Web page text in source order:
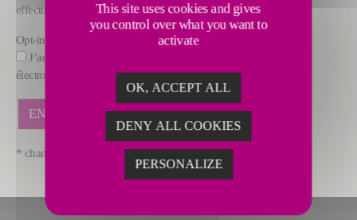
effectué par FIVES
Opt-in
J’accepte de recevoir des offres commerciales par courrier
électronique de la part de FIVES.
* champs obligatoires
This site uses cookies and gives
you control over what you want to
activate
OK, ACCEPT ALL
DENY ALL COOKIES
PERSONALIZE